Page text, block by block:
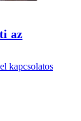
az
kapcsolatos